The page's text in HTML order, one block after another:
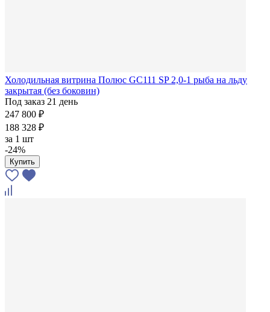
Холодильная витрина Полюс GC111 SP 2,0-1 рыба на льду
закрытая (без боковин)
Под заказ 21 день
247 800 ₽
188 328 ₽
за 1 шт
-24%
Купить